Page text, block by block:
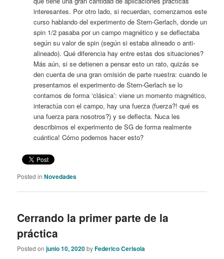
interesantes. Por otro lado, si recuerdan, comenzamos este
curso hablando del experimento de Stern-Gerlach, donde un
spin 1/2 pasaba por un campo magnético y se deflectaba
según su valor de spin (según si estaba alineado o anti-
alineado). Qué diferencia hay entre estas dos situaciones?
Más aún, si se detienen a pensar esto un rato, quizás se
den cuenta de una gran omisión de parte nuestra: cuando le
presentamos el experimento de Stern-Gerlach se lo
contamos de forma ‘clásica’: viene un momento magnético,
interactúa con el campo, hay una fuerza (fuerza?! qué es
una fuerza para nosotros?) y se deflecta. Nuca les
describimos el experimento de SG de forma realmente
cuántica! Cómo podemos hacer esto?
Posted in Novedades
Cerrando la primer parte de la
práctica
Posted onjunio 10, 2020byFederico Cerisola